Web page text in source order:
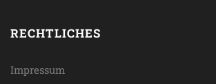
RECHTLICHES
Impressum